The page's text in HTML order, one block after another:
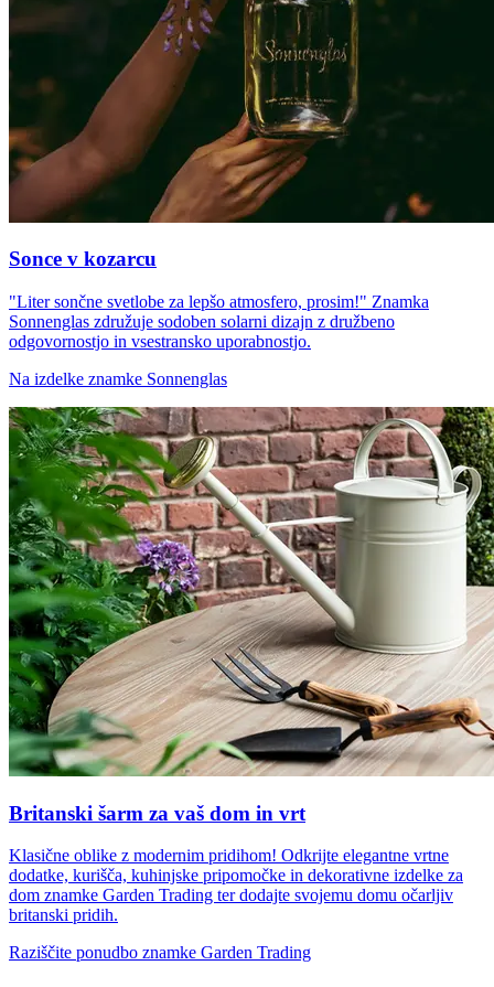
Sonce v kozarcu
"Liter sončne svetlobe za lepšo atmosfero, prosim!" Znamka
Sonnenglas združuje sodoben solarni dizajn z družbeno
odgovornostjo in vsestransko uporabnostjo.
Na izdelke znamke Sonnenglas
Britanski šarm za vaš dom in vrt
Klasične oblike z modernim pridihom! Odkrijte elegantne vrtne
dodatke, kurišča, kuhinjske pripomočke in dekorativne izdelke za
dom znamke Garden Trading ter dodajte svojemu domu očarljiv
britanski pridih.
Raziščite ponudbo znamke Garden Trading